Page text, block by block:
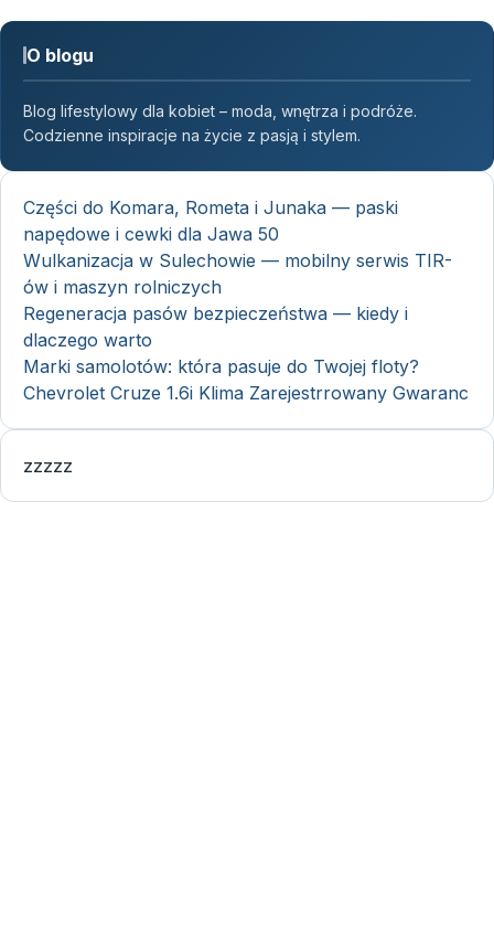
O blogu
Blog lifestylowy dla kobiet – moda, wnętrza i podróże.
Codzienne inspiracje na życie z pasją i stylem.
Części do Komara, Rometa i Junaka — paski
napędowe i cewki dla Jawa 50
Wulkanizacja w Sulechowie — mobilny serwis TIR-
ów i maszyn rolniczych
Regeneracja pasów bezpieczeństwa — kiedy i
dlaczego warto
Marki samolotów: która pasuje do Twojej floty?
Chevrolet Cruze 1.6i Klima Zarejestrrowany Gwaranc
zzzzz